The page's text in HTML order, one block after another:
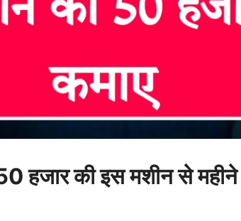
हजार की इस मशीन से